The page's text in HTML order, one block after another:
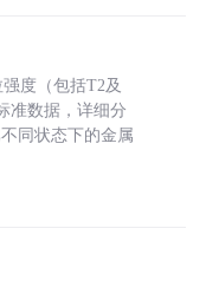
度（包括T2及
准数据，详细分
同状态下的金属